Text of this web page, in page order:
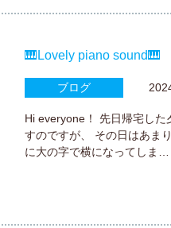
🎹Lovely piano sound🎹
ブログ
Hi everyone！ 先日帰宅し
すのですが、 その日はあま
に大の字で横になってしま…